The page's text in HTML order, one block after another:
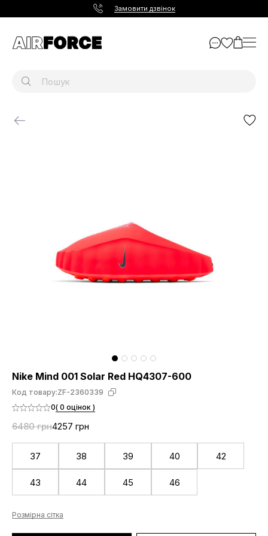
Замовити дзвінок
Nike Mind 001 Solar Red HQ4307-600
Код товару:ZF-2360339
0( 0 оцінок )
6480 грн4257 грн
37 38 39 40 42
43 44 45 46
Розмірна сітка